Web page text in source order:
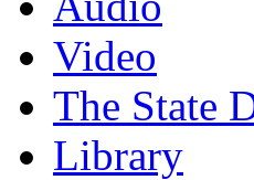
Video
The State
Library